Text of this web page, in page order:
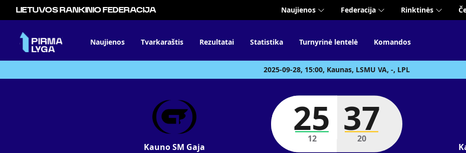
LIETUVOS RANKINIO FEDERACIJA Naujienos Federacija Rinktinės
Naujienos Tvarkaraštis Rezultatai Statistika Turnyrinė lentelė Komandos
2025-09-28, 15:00, Kaunas, LSMU VA, -, LPL
Kauno SM Gaja
25 37
12 20